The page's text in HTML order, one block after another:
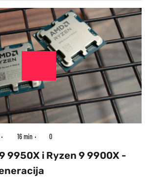
16 min 0
9950X i Ryzen 9 9900X -